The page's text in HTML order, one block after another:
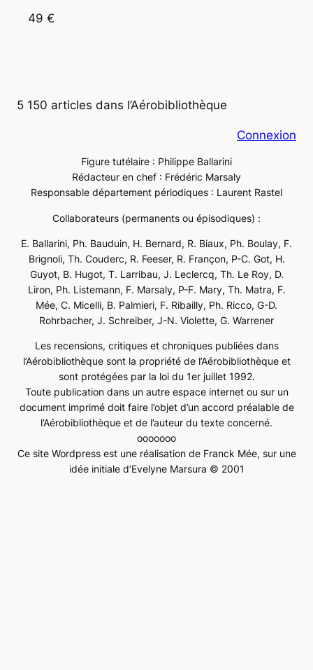
49 €
5 150 articles dans l’Aérobibliothèque
Connexion
Figure tutélaire : Philippe Ballarini
Rédacteur en chef : Frédéric Marsaly
Responsable département périodiques : Laurent Rastel
Collaborateurs (permanents ou épisodiques) :
E. Ballarini, Ph. Bauduin, H. Bernard, R. Biaux, Ph. Boulay, F.
Brignoli, Th. Couderc, R. Feeser, R. Françon, P-C. Got, H.
Guyot, B. Hugot, T. Larribau, J. Leclercq, Th. Le Roy, D.
Liron, Ph. Listemann, F. Marsaly, P-F. Mary, Th. Matra, F.
Mée, C. Micelli, B. Palmieri, F. Ribailly, Ph. Ricco, G-D.
Rohrbacher, J. Schreiber, J-N. Violette, G. Warrener
Les recensions, critiques et chroniques publiées dans
l’Aérobibliothèque sont la propriété de l’Aérobibliothèque et
sont protégées par la loi du 1er juillet 1992.
Toute publication dans un autre espace internet ou sur un
document imprimé doit faire l’objet d’un accord préalable de
l’Aérobibliothèque et de l’auteur du texte concerné.
ooooooo
Ce site Wordpress est une réalisation de Franck Mée, sur une
idée initiale d’Evelyne Marsura © 2001